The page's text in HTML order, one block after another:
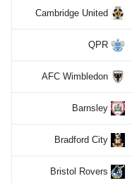
Cambridge United
QPR
AFC Wimbledon
Barnsley
Bradford City
Bristol Rovers